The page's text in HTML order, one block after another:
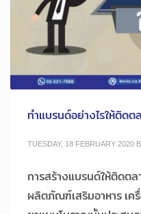
ทำแบรนด์อย่างไรให้ติดต
TUESDAY, 18 FEBRUARY 2020
การสร้างแบรนด์ให้ติดต
ผลิตภัณฑ์เสริมอาหาร เค